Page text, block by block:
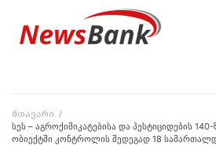
მთავარი /
სეს – აგროქიმიკატებისა და პესტიციდების
ობიექტში კონტროლის შედეგად 18